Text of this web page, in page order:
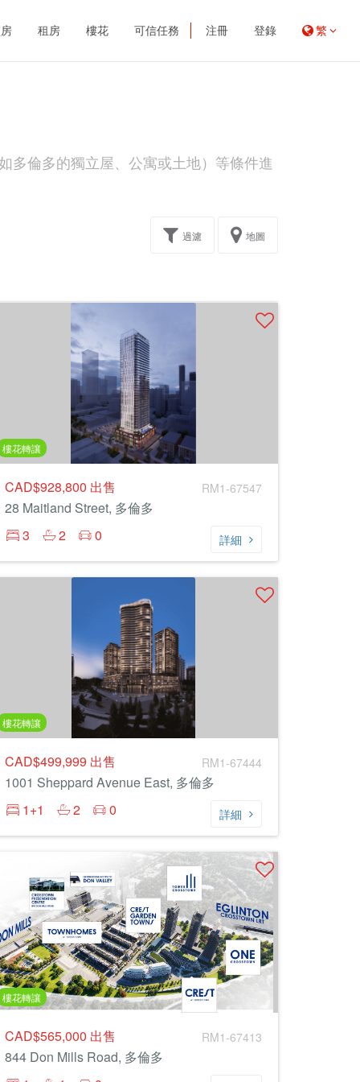
租房 樓花 可信任務 注冊 登錄 繁
多倫多的獨立屋、公寓或土地）等條件進
過濾 地圖
樓花轉讓
CAD$928,800 出售 RM1-67547
28 Maitland Street, 多倫多
3
2 0 詳細
樓花轉讓
CAD$499,999 出售 RM1-67444
1001 Sheppard Avenue East, 多倫多
1+1
2 0 詳細
樓花轉讓
CAD$565,000 出售 RM1-67413
844 Don Mills Road, 多倫多